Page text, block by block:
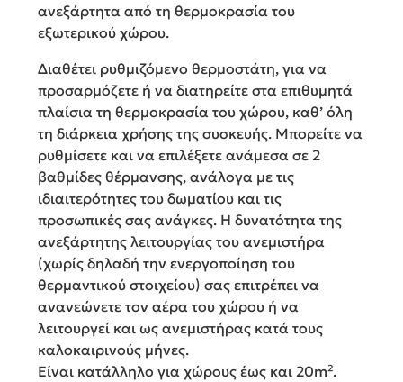
ανεξάρτητα από τη θερμοκρασία του
εξωτερικού χώρου.
Διαθέτει ρυθμιζόμενο θερμοστάτη, για να
προσαρμόζετε ή να διατηρείτε στα επιθυμητά
πλαίσια τη θερμοκρασία του χώρου, καθ’ όλη
τη διάρκεια χρήσης της συσκευής. Μπορείτε να
ρυθμίσετε και να επιλέξετε ανάμεσα σε 2
βαθμίδες θέρμανσης, ανάλογα με τις
ιδιαιτερότητες του δωματίου και τις
προσωπικές σας ανάγκες. Η δυνατότητα της
ανεξάρτητης λειτουργίας του ανεμιστήρα
(χωρίς δηλαδή την ενεργοποίηση του
θερμαντικού στοιχείου) σας επιτρέπει να
ανανεώνετε τον αέρα του χώρου ή να
λειτουργεί και ως ανεμιστήρας κατά τους
καλοκαιρινούς μήνες.
Είναι κατάλληλο για χώρους έως και 20m².